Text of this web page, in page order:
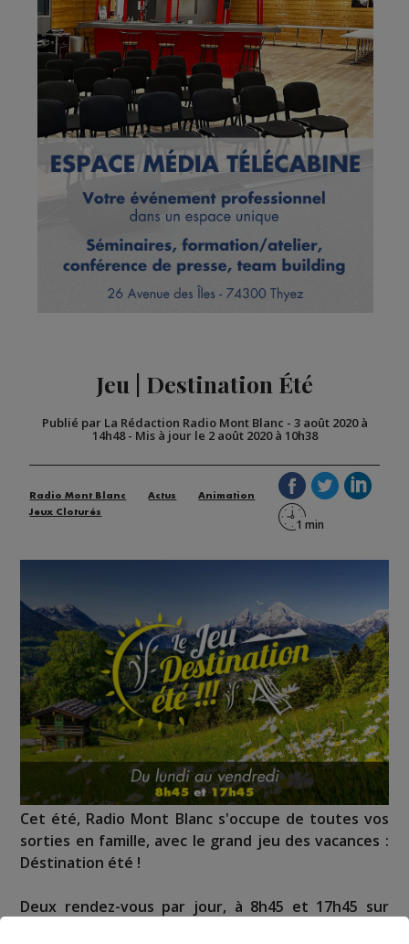
Jeu | Destination Été
Publié par La Rédaction Radio Mont Blanc - 3 août 2020 à
14h48- Mis à jour le 2 août 2020 à 10h38
Radio Mont Blanc Actus
Animation
Jeux Cloturés
Cet été, Radio Mont Blanc s'occupe de toutes vos
sorties en famille, avec le grand jeu des vacances :
Déstination été !
Deux rendez-vous par jour, à 8h45 et 17h45 sur